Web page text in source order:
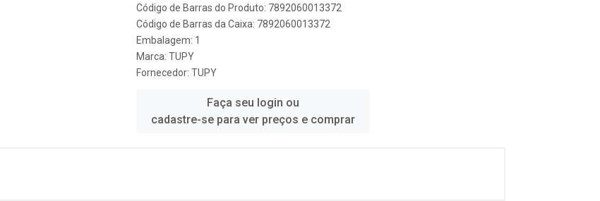
Código de Barras do Produto: 7892060013372
Código de Barras da Caixa: 7892060013372
Embalagem: 1
Marca: TUPY
Fornecedor: TUPY
Faça seu login ou
cadastre-se para ver preços e comprar